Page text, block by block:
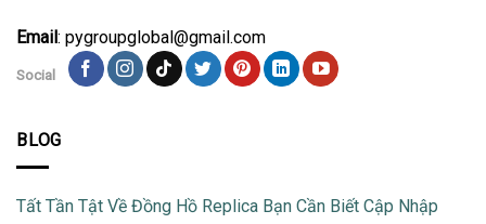
Email : pygroupglobal@gmail.com
Social
BLOG
Tất Tần Tật Về Đồng Hồ Replica Bạn Cần Biết Cập Nhập